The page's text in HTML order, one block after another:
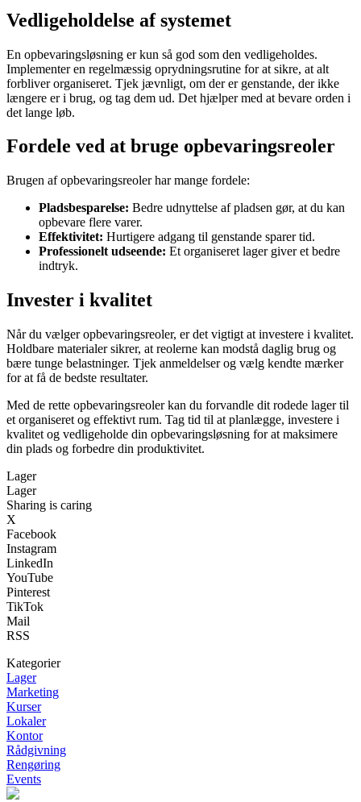
Vedligeholdelse af systemet
En opbevaringsløsning er kun så god som den vedligeholdes.
Implementer en regelmæssig oprydningsrutine for at sikre, at alt
forbliver organiseret. Tjek jævnligt, om der er genstande, der ikke
længere er i brug, og tag dem ud. Det hjælper med at bevare orden i
det lange løb.
Fordele ved at bruge opbevaringsreoler
Brugen af opbevaringsreoler har mange fordele:
Pladsbesparelse: Bedre udnyttelse af pladsen gør, at du kan
opbevare flere varer.
Effektivitet: Hurtigere adgang til genstande sparer tid.
Professionelt udseende: Et organiseret lager giver et bedre
indtryk.
Invester i kvalitet
Når du vælger opbevaringsreoler, er det vigtigt at investere i kvalitet.
Holdbare materialer sikrer, at reolerne kan modstå daglig brug og
bære tunge belastninger. Tjek anmeldelser og vælg kendte mærker
for at få de bedste resultater.
Med de rette opbevaringsreoler kan du forvandle dit rodede lager til
et organiseret og effektivt rum. Tag tid til at planlægge, investere i
kvalitet og vedligeholde din opbevaringsløsning for at maksimere
din plads og forbedre din produktivitet.
Lager
Lager
Sharing is caring
X
Facebook
Instagram
LinkedIn
YouTube
Pinterest
TikTok
Mail
RSS
Kategorier
Lager
Marketing
Kurser
Lokaler
Kontor
Rådgivning
Rengøring
Events